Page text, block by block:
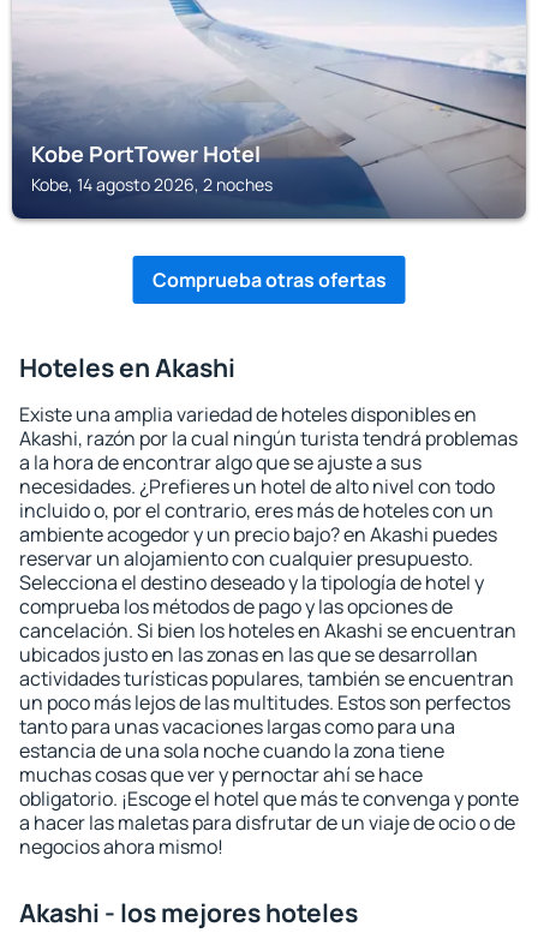
Kobe PortTower Hotel
Kobe, 14 agosto 2026, 2 noches
Comprueba otras ofertas
Hoteles en Akashi
Existe una amplia variedad de hoteles disponibles en
Akashi, razón por la cual ningún turista tendrá problemas
a la hora de encontrar algo que se ajuste a sus
necesidades. ¿Prefieres un hotel de alto nivel con todo
incluido o, por el contrario, eres más de hoteles con un
ambiente acogedor y un precio bajo? en Akashi puedes
reservar un alojamiento con cualquier presupuesto.
Selecciona el destino deseado y la tipología de hotel y
comprueba los métodos de pago y las opciones de
cancelación. Si bien los hoteles en Akashi se encuentran
ubicados justo en las zonas en las que se desarrollan
actividades turísticas populares, también se encuentran
un poco más lejos de las multitudes. Estos son perfectos
tanto para unas vacaciones largas como para una
estancia de una sola noche cuando la zona tiene
muchas cosas que ver y pernoctar ahí se hace
obligatorio. ¡Escoge el hotel que más te convenga y ponte
a hacer las maletas para disfrutar de un viaje de ocio o de
negocios ahora mismo!
Akashi - los mejores hoteles